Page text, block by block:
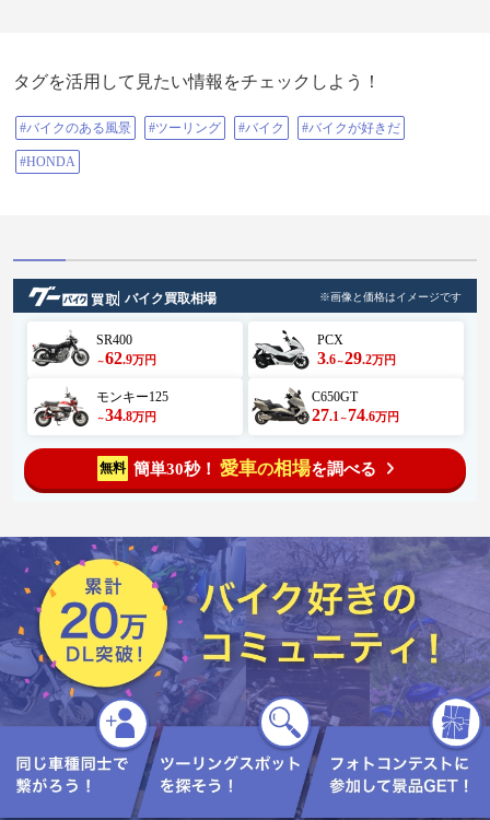
タグを活用して見たい情報をチェックしよう！
#バイクのある風景 #ツーリング #バイク #バイクが好きだ
#HONDA
バイク買取相場 ※画像と価格はイメージです
SR400
～62.9万円
PCX
3.6～29.2万円
モンキー125
～34.8万円
C650GT
27.1 ～ 74.6万円
無料 簡単30秒！ 愛車の相場を調べる